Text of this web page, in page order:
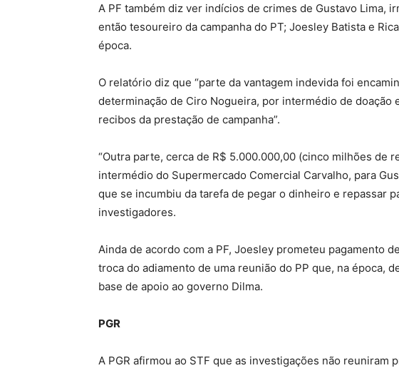
A PF também diz ver indícios de crimes de Gustavo Lima,
então tesoureiro da campanha do PT; Joesley Batista e
época.
O relatório diz que “parte da vantagem indevida foi
determinação de Ciro Nogueira, por intermédio de doação
recibos da prestação de campanha”.
“Outra parte, cerca de R$ 5.000.000,00 (cinco milhões de
intermédio do Supermercado Comercial Carvalho, para
que se incumbiu da tarefa de pegar o dinheiro e repassar
investigadores.
Ainda de acordo com a PF, Joesley prometeu pagamento
troca do adiamento de uma reunião do PP que, na época,
base de apoio ao governo Dilma.
PGR
A PGR afirmou ao STF que as investigações não reuniram